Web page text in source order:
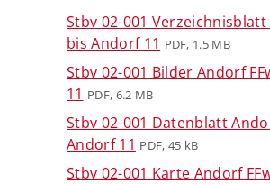
Stbv 02-001 Verzeichnisblatt
bis Andorf 11 PDF, 1.5 MB
Stbv 02-001 Bilder Andorf
11 PDF, 6.2 MB
Stbv 02-001 Datenblatt
Andorf 11 PDF, 45 kB
Stbv 02-001 Karte Andorf